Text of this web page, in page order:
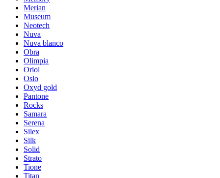
Merian
Museum
Neotech
Nuva
Nuva blanco
Obra
Olimpia
Oriol
Oslo
Oxyd gold
Pantone
Rocks
Samara
Serena
Silex
Silk
Solid
Strato
Tione
Titan